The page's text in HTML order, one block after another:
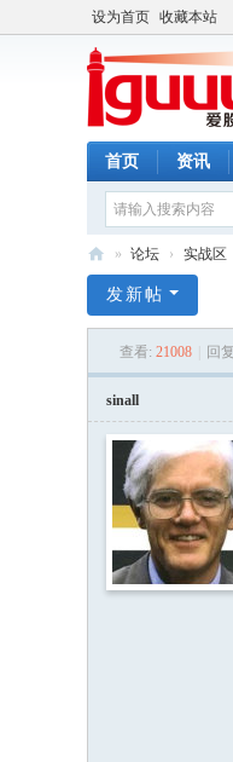
设为首页 收藏本站
首页 资讯
股
» 论坛 › 实战区
发新帖
查看: 21008 回
sinall